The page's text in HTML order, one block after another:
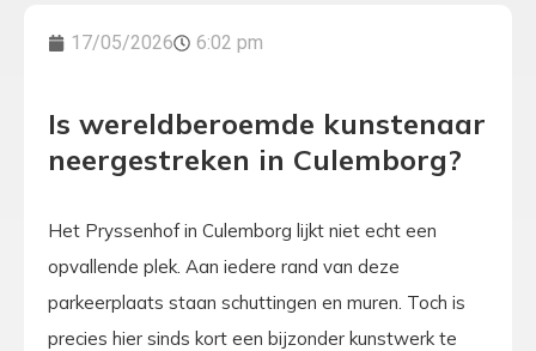
17/05/2026 6:02 pm
Is wereldberoemde kunstenaar
neergestreken in Culemborg?
Het Pryssenhof in Culemborg lijkt niet echt een
opvallende plek. Aan iedere rand van deze
parkeerplaats staan schuttingen en muren. Toch is
precies hier sinds kort een bijzonder kunstwerk te